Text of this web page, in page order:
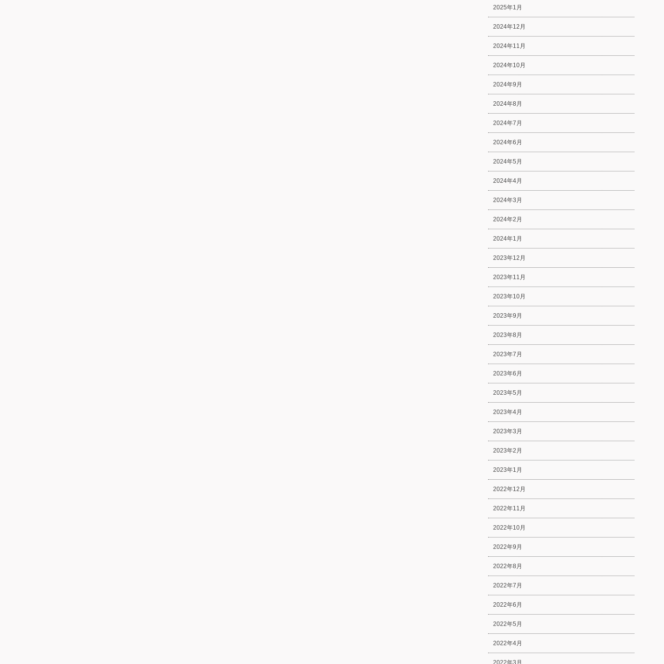
2025年1月
2024年12月
2024年11月
2024年10月
2024年9月
2024年8月
2024年7月
2024年6月
2024年5月
2024年4月
2024年3月
2024年2月
2024年1月
2023年12月
2023年11月
2023年10月
2023年9月
2023年8月
2023年7月
2023年6月
2023年5月
2023年4月
2023年3月
2023年2月
2023年1月
2022年12月
2022年11月
2022年10月
2022年9月
2022年8月
2022年7月
2022年6月
2022年5月
2022年4月
2022年3月